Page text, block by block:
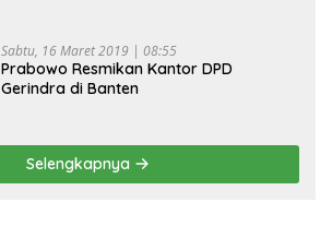
Sabtu, 16 Maret 2019 | 08:55
Prabowo Resmikan Kantor DPD
Gerindra di Banten
Selengkapnya